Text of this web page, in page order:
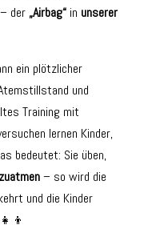
der „Airbag“in unserer
ein plötzlicher
und
Training mit
lernen Kinder,
bedeutet: Sie üben,
– so wird die
und die Kinder